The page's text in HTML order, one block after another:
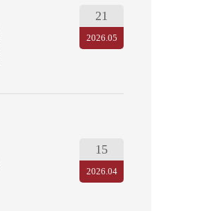
21
2026.05
15
2026.04